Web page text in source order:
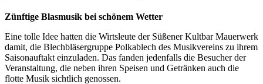
Zünftige Blasmusik bei schönem Wetter
Eine tolle Idee hatten die Wirtsleute der Süßener Kultbar Mauerwerk
damit, die Blechbläsergruppe Polkablech des Musikvereins zu ihrem
Saisonauftakt einzuladen. Das fanden jedenfalls die Besucher der
Veranstaltung, die neben ihren Speisen und Getränken auch die
flotte Musik sichtlich genossen.